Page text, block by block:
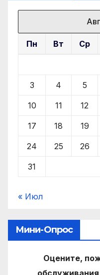
Пн Вт Ср
3 4 5
10 11 12
17 18 19
24 25 26
31
« Июл
Мини-Опрос
Оцените,